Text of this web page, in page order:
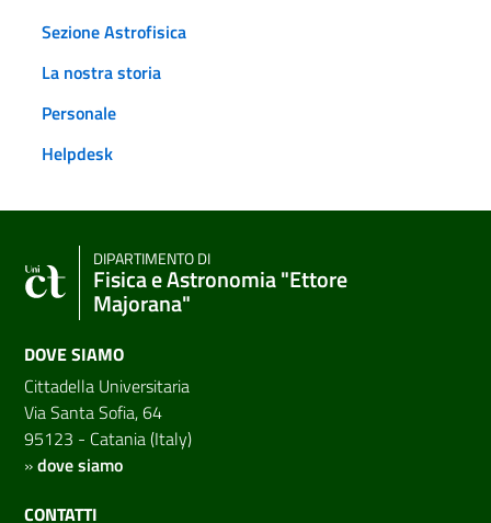
Sezione Astrofisica
La nostra storia
Personale
Helpdesk
DIPARTIMENTO DI
Fisica e Astronomia "Ettore
Majorana"
DOVE SIAMO
Cittadella Universitaria
Via Santa Sofia, 64
95123 - Catania (Italy)
»dove siamo
CONTATTI